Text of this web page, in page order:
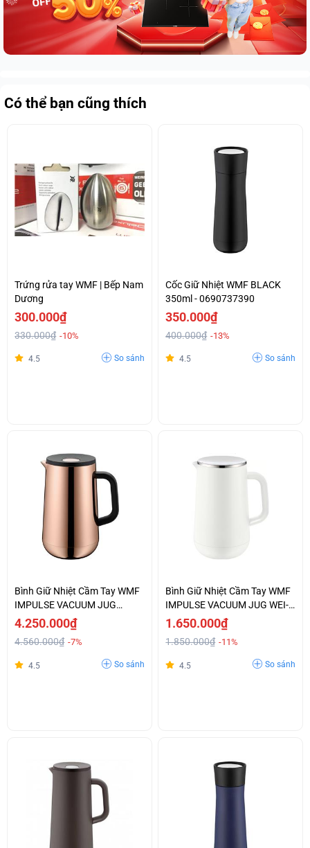
Có thể bạn cũng thích
Trứng rửa tay WMF | Bếp Nam
Dương
300.000₫
330.000₫ -10%
4.5 So sánh
Cốc Giữ Nhiệt WMF BLACK
350ml - 0690737390
350.000₫
400.000₫ -13%
4.5 So sánh
Bình Giữ Nhiệt Cầm Tay WMF
IMPULSE VACUUM JUG
KUPFER-0690666600
4.250.000₫
4.560.000₫ -7%
4.5 So sánh
Bình Giữ Nhiệt Cầm Tay WMF
IMPULSE VACUUM JUG WEI-
0690707410
1.650.000₫
1.850.000₫ -11%
4.5 So sánh